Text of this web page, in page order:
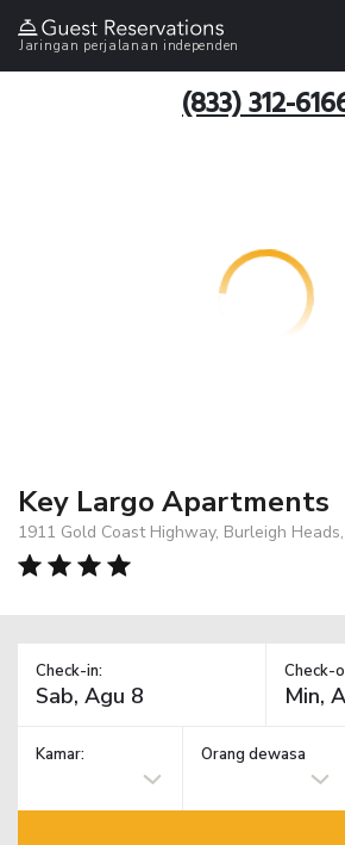
Jaringan perjalanan independen
(833) 312-
Key Largo Apartments
1911 Gold Coast Highway, Burleigh
Check-in: Check-
Kamar: Orang dewasa